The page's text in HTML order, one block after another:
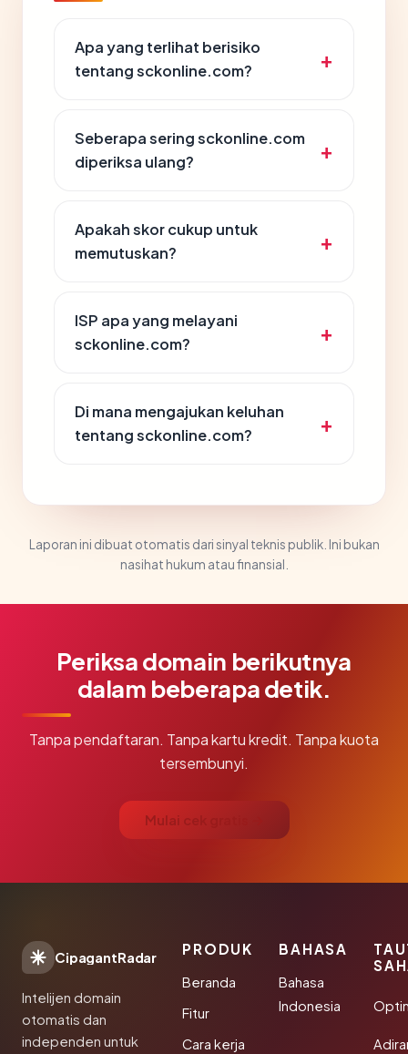
Apa yang terlihat berisiko
tentang sckonline.com?
Seberapa sering sckonline.com
diperiksa ulang?
Apakah skor cukup untuk
memutuskan?
ISP apa yang melayani
sckonline.com?
Di mana mengajukan keluhan
tentang sckonline.com?
Laporan ini dibuat otomatis dari sinyal teknis publik. Ini bukan
nasihat hukum atau finansial.
Periksa domain berikutnya
dalam beberapa detik.
Tanpa pendaftaran. Tanpa kartu kredit. Tanpa kuota
tersembunyi.
Mulai cek gratis →
CipagantRadar
Intelijen domain
otomatis dan
independen untuk
PRODUK
Beranda
Fitur
Cara kerja
BAHASA
Bahasa
Indonesia